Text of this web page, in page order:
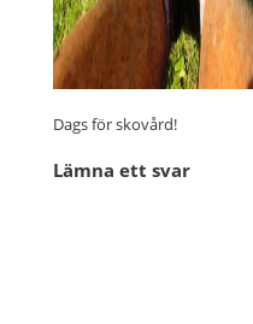
Dags för skovård!
Lämna ett svar